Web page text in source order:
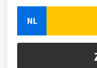
NL